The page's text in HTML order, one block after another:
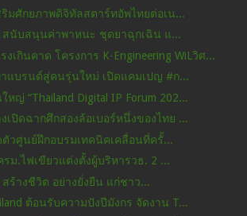
มศักยภาพดิจิทัลสตาร์ทอัพไทยต่อเน...
สนับสนุนค่าพาหนะ ชุดยาฉุกเฉิน แ...
เกินคาด โครงการ K-Engineering WiLวิศ...
าแบรนด์สู่คนรุ่นใหม่ เปิดแคมเปญ #ก...
หญ่ “Thailand Digital IP Forum 202...
เปิดฉากศึกสองล้อเบอร์หนึ่งของไทย ...
วศูนย์ฝึกอบรมเทคนิคเคลื่อนที่ครั้...
รม.ไฟเขียวแต่งตั้งผู้บริหารวธ. 2 ...
ร้างชีวิต อย่างยั่งยืน แก่ชาว...
ต้อนรับความปังปีมังกร จัดงาน T...